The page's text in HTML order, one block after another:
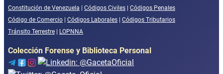
Constitución de Venezuela | Códigos Civiles | Códigos Penales
Código de Comercio | Códigos Laborales | Códigos Tributarios
Tránsito Terrestre | LOPNNA
Colección Forense y Biblioteca Personal